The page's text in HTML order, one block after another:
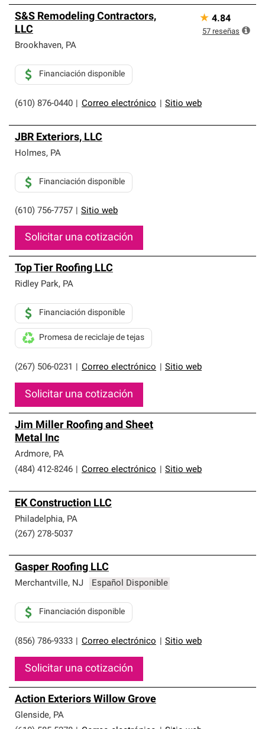
S&S Remodeling Contractors,
LLC
Brookhaven, PA
(610) 876-0440 Correo electrónico Sitio web
Financiación disponible
★ 4.84
57 reseñas
JBR Exteriors, LLC
Holmes, PA
(610) 756-7757 Sitio web
Financiación disponible
Solicitar una cotización
Top Tier Roofing LLC
Ridley Park, PA
(267) 506-0231 Correo electrónico Sitio web
Financiación disponible
Promesa de reciclaje de tejas
Solicitar una cotización
Jim Miller Roofing and Sheet
Metal Inc
Ardmore, PA
(484) 412-8246
Correo electrónico Sitio web
EK Construction LLC
Philadelphia, PA
(267) 278-5037
Gasper Roofing LLC
Merchantville, NJ Español Disponible
(856) 786-9333 Correo electrónico Sitio web
Financiación disponible
Solicitar una cotización
Action Exteriors Willow Grove
Glenside, PA